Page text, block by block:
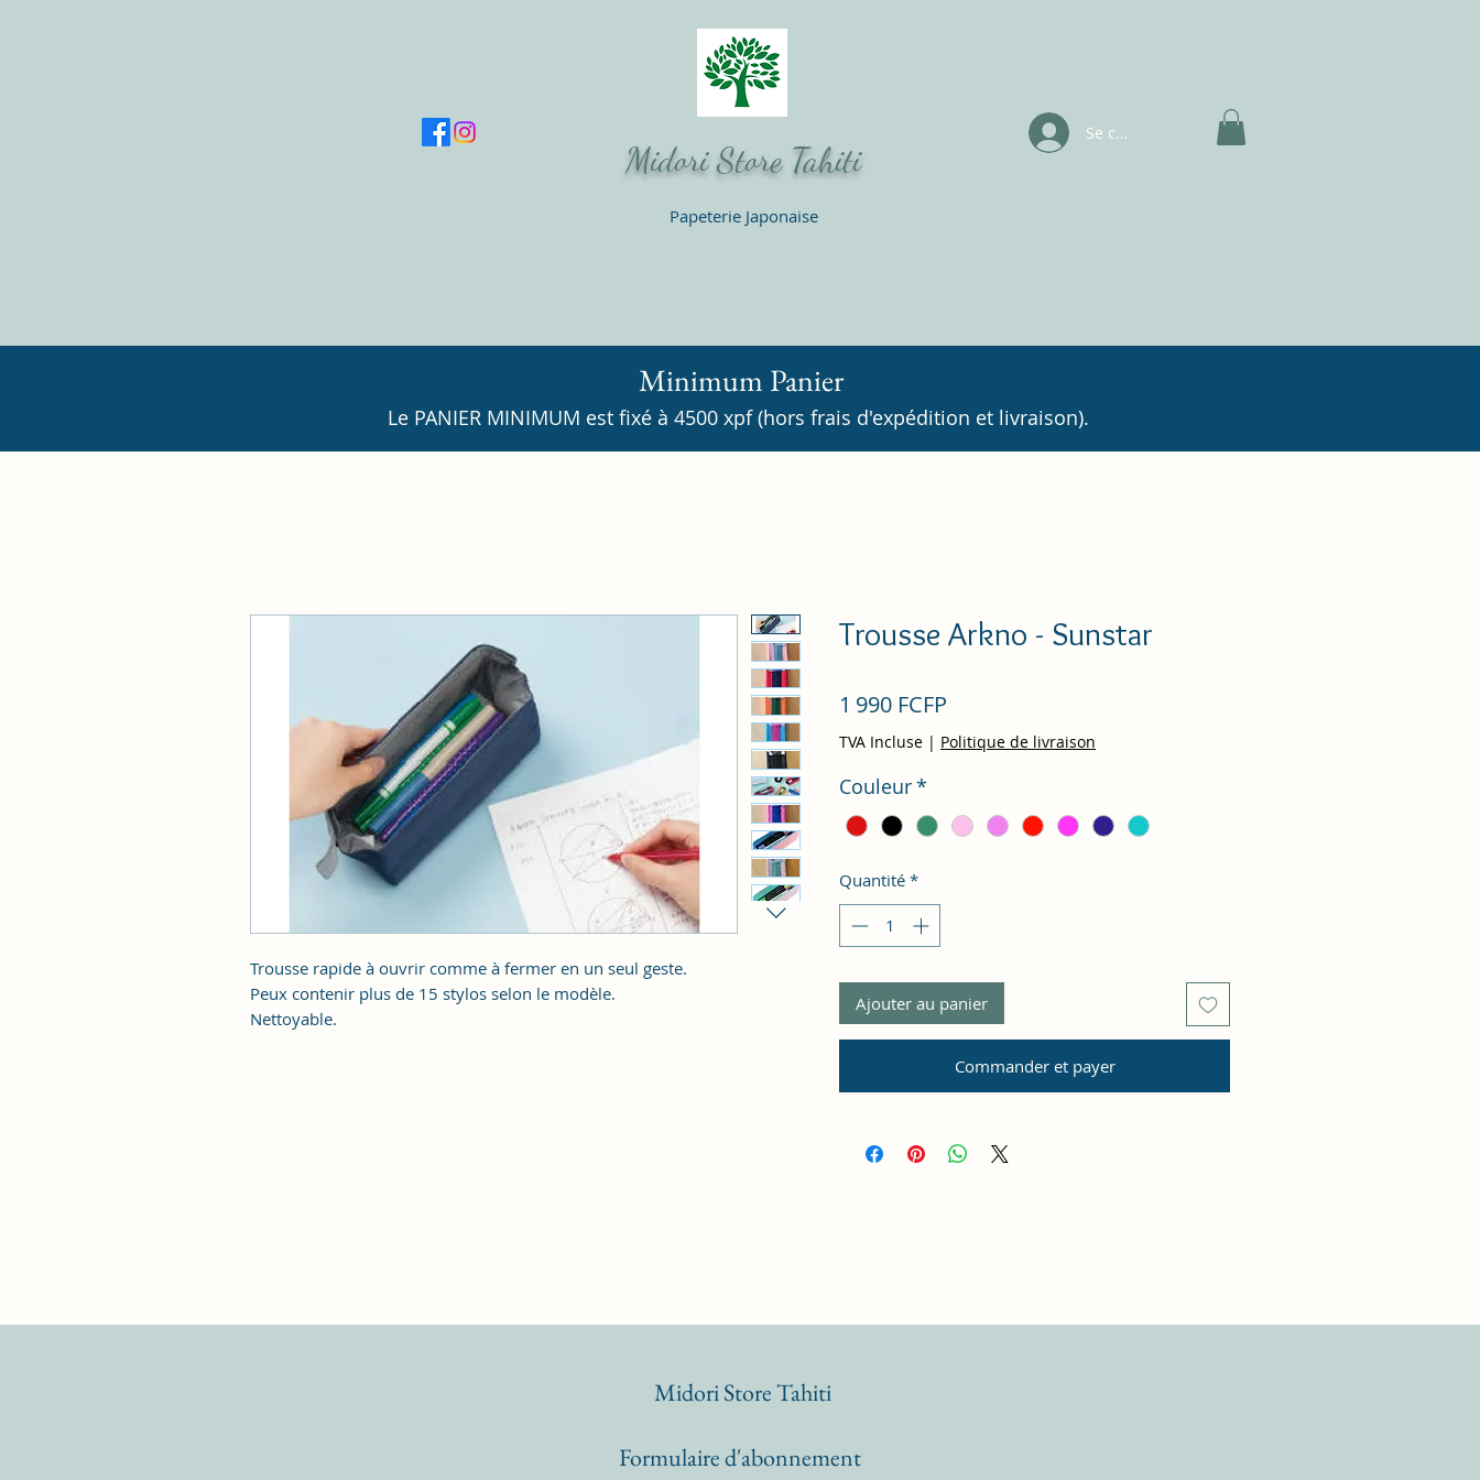
Midori Store Tahiti
Papeterie Japonaise
Se connecter
Minimum Panier
Le PANIER MINIMUM est fixé à 4500 xpf (hors frais d'expédition et livraison).
Trousse rapide à ouvrir comme à fermer en un seul geste.
Peux contenir plus de 15 stylos selon le modèle.
Nettoyable.
Trousse Arkno - Sunstar
1 990 FCFP
TVA Incluse | Politique de livraison
Couleur*
Quantité *
Ajouter au panier
Commander et payer
Midori Store Tahiti
Formulaire d'abonnement